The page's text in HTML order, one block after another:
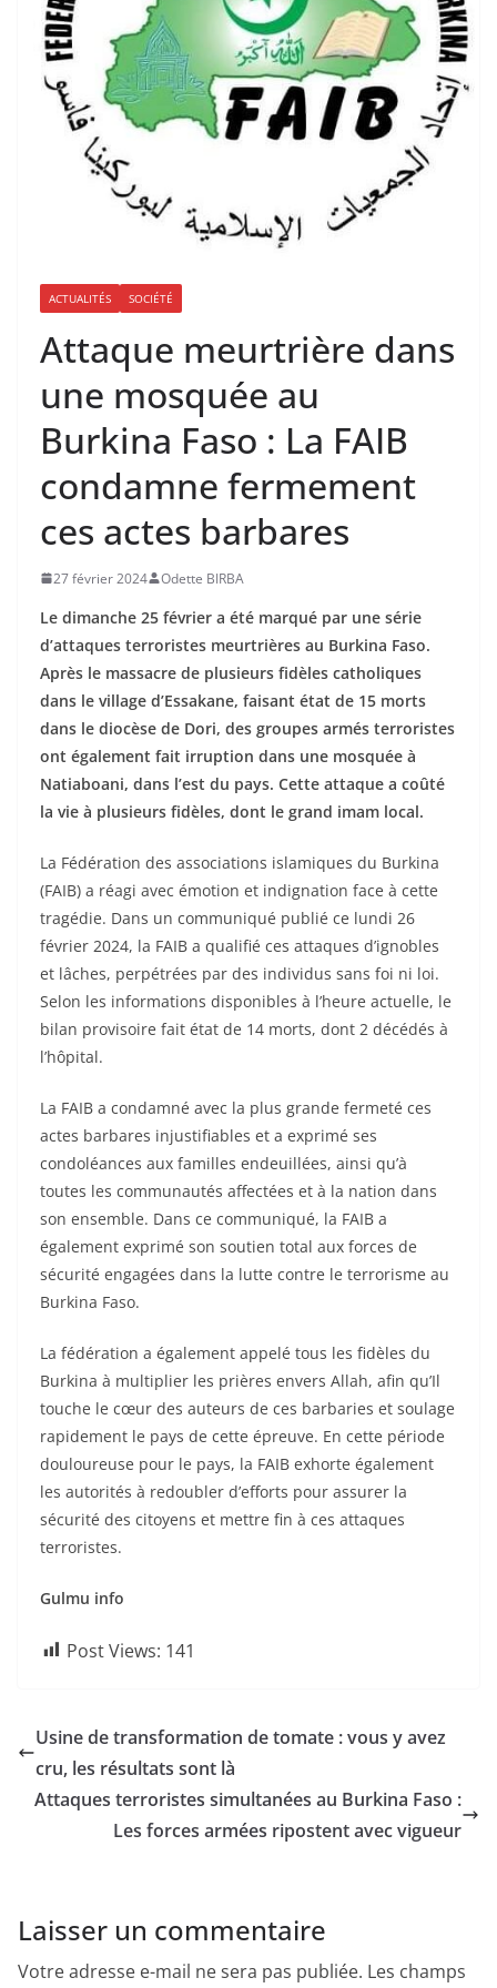
ACTUALITÉS SOCIÉTÉ
Attaque meurtrière dans
une mosquée au
Burkina Faso : La FAIB
condamne fermement
ces actes barbares
27 février 2024 Odette BIRBA
Le dimanche 25 février a été marqué par une série
d’attaques terroristes meurtrières au Burkina Faso.
Après le massacre de plusieurs fidèles catholiques
dans le village d’Essakane, faisant état de 15 morts
dans le diocèse de Dori, des groupes armés terroristes
ont également fait irruption dans une mosquée à
Natiaboani, dans l’est du pays. Cette attaque a coûté
la vie à plusieurs fidèles, dont le grand imam local.
La Fédération des associations islamiques du Burkina
(FAIB) a réagi avec émotion et indignation face à cette
tragédie. Dans un communiqué publié ce lundi 26
février 2024, la FAIB a qualifié ces attaques d’ignobles
et lâches, perpétrées par des individus sans foi ni loi.
Selon les informations disponibles à l’heure actuelle, le
bilan provisoire fait état de 14 morts, dont 2 décédés à
l’hôpital.
La FAIB a condamné avec la plus grande fermeté ces
actes barbares injustifiables et a exprimé ses
condoléances aux familles endeuillées, ainsi qu’à
toutes les communautés affectées et à la nation dans
son ensemble. Dans ce communiqué, la FAIB a
également exprimé son soutien total aux forces de
sécurité engagées dans la lutte contre le terrorisme au
Burkina Faso.
La fédération a également appelé tous les fidèles du
Burkina à multiplier les prières envers Allah, afin qu’Il
touche le cœur des auteurs de ces barbaries et soulage
rapidement le pays de cette épreuve. En cette période
douloureuse pour le pays, la FAIB exhorte également
les autorités à redoubler d’efforts pour assurer la
sécurité des citoyens et mettre fin à ces attaques
terroristes.
Gulmu info
Post Views: 141
Usine de transformation de tomate : vous y avez
cru, les résultats sont là
Attaques terroristes simultanées au Burkina Faso :
Les forces armées ripostent avec vigueur
Laisser un commentaire
Votre adresse e-mail ne sera pas publiée. Les champs